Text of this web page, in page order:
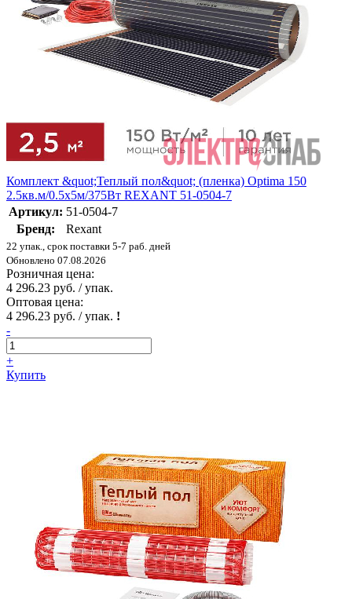
Комплект &quot;Теплый пол&quot; (пленка) Optima 150
2.5кв.м/0.5х5м/375Вт REXANT 51-0504-7
Артикул: 51-0504-7
Бренд:
Rexant
22 упак., срок поставки 5-7 раб. дней
Обновлено 07.08.2026
Розничная цена:
4 296.23 руб. / упак.
Оптовая цена:
4 296.23 руб. / упак. !
-
+
Купить